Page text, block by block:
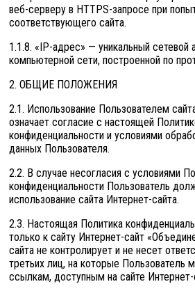
веб-серверу в HTTPS-запросе при
соответствующего сайта.
1.1.8. «IP-адрес» — уникальный сетевой
компьютерной сети, построенной по
2. ОБЩИЕ ПОЛОЖЕНИЯ
2.1. Использование Пользователем
означает согласие с настоящей
конфиденциальности и условиями
данных Пользователя.
2.2. В случае несогласия с условиями
конфиденциальности Пользователь
использование сайта Интернет-сайта.
2.3. Настоящая Политика
только к сайту Интернет-сайт
сайта не контролирует и не несет
третьих лиц, на которые Пользователь
ссылкам, доступным на сайте Интернет-